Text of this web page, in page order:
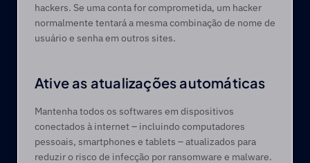
hackers. Se uma conta for comprometida, um hacker
normalmente tentará a mesma combinação de nome de
usuário e senha em outros sites.
Ative as atualizações automáticas
Mantenha todos os softwares em dispositivos
conectados à internet – incluindo computadores
pessoais, smartphones e tablets – atualizados para
reduzir o risco de infecção por ransomware e malware.